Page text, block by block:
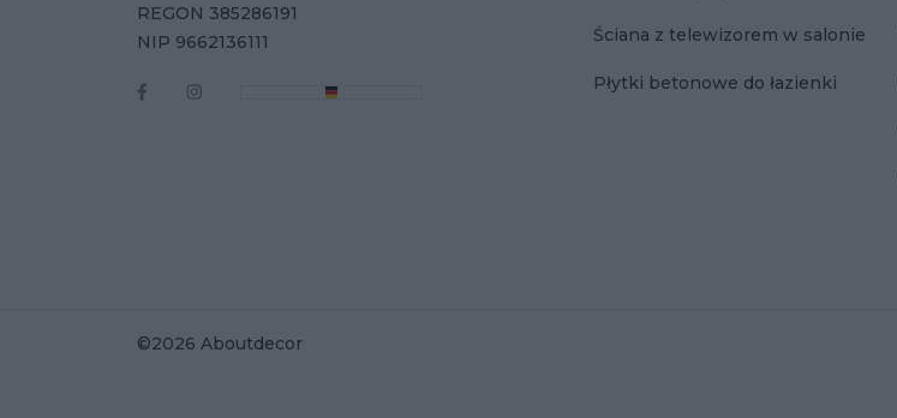
Ściana z telewizorem w salonie
Płytki betonowe do łazienki
REGON 385286191
NIP 9662136111
©2026 Aboutdecor